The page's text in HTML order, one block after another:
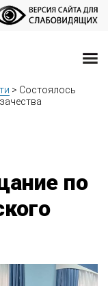
> Состоялось
по